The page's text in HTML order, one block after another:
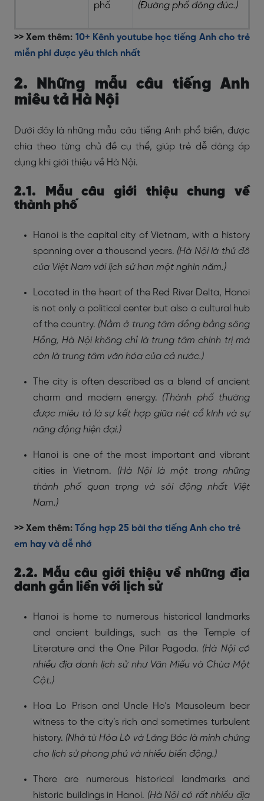
phố
(Đường phố đông đúc.)
>> Xem thêm: 10+ Kênh youtube học tiếng Anh cho trẻ
miễn phí được yêu thích nhất
2. Những mẫu câu tiếng Anh
miêu tả Hà Nội
Dưới đây là những mẫu câu tiếng Anh phổ biến, được
chia theo từng chủ đề cụ thể, giúp trẻ dễ dàng áp
dụng khi giới thiệu về Hà Nội.
2.1. Mẫu câu giới thiệu chung về
thành phố
Hanoi is the capital city of Vietnam, with a history
spanning over a thousand years. (Hà Nội là thủ đô
của Việt Nam với lịch sử hơn một nghìn năm.)
Located in the heart of the Red River Delta, Hanoi
is not only a political center but also a cultural hub
of the country. (Nằm ở trung tâm đồng bằng sông
Hồng, Hà Nội không chỉ là trung tâm chính trị mà
còn là trung tâm văn hóa của cả nước.)
The city is often described as a blend of ancient
charm and modern energy. (Thành phố thường
được miêu tả là sự kết hợp giữa nét cổ kính và sự
năng động hiện đại.)
Hanoi is one of the most important and vibrant
cities in Vietnam. (Hà Nội là một trong những
thành phố quan trọng và sôi động nhất Việt
Nam.)
>> Xem thêm: Tổng hợp 25 bài thơ tiếng Anh cho trẻ
em hay và dễ nhớ
2.2. Mẫu câu giới thiệu về những địa
danh gắn liền với lịch sử
Hanoi is home to numerous historical landmarks
and ancient buildings, such as the Temple of
Literature and the One Pillar Pagoda. (Hà Nội có
nhiều địa danh lịch sử như Văn Miếu và Chùa Một
Cột.)
Hoa Lo Prison and Uncle Ho’s Mausoleum bear
witness to the city’s rich and sometimes turbulent
history. (Nhà tù Hỏa Lò và Lăng Bác là minh chứng
cho lịch sử phong phú và nhiều biến động.)
There are numerous historical landmarks and
historic buildings in Hanoi. (Hà Nội có rất nhiều địa